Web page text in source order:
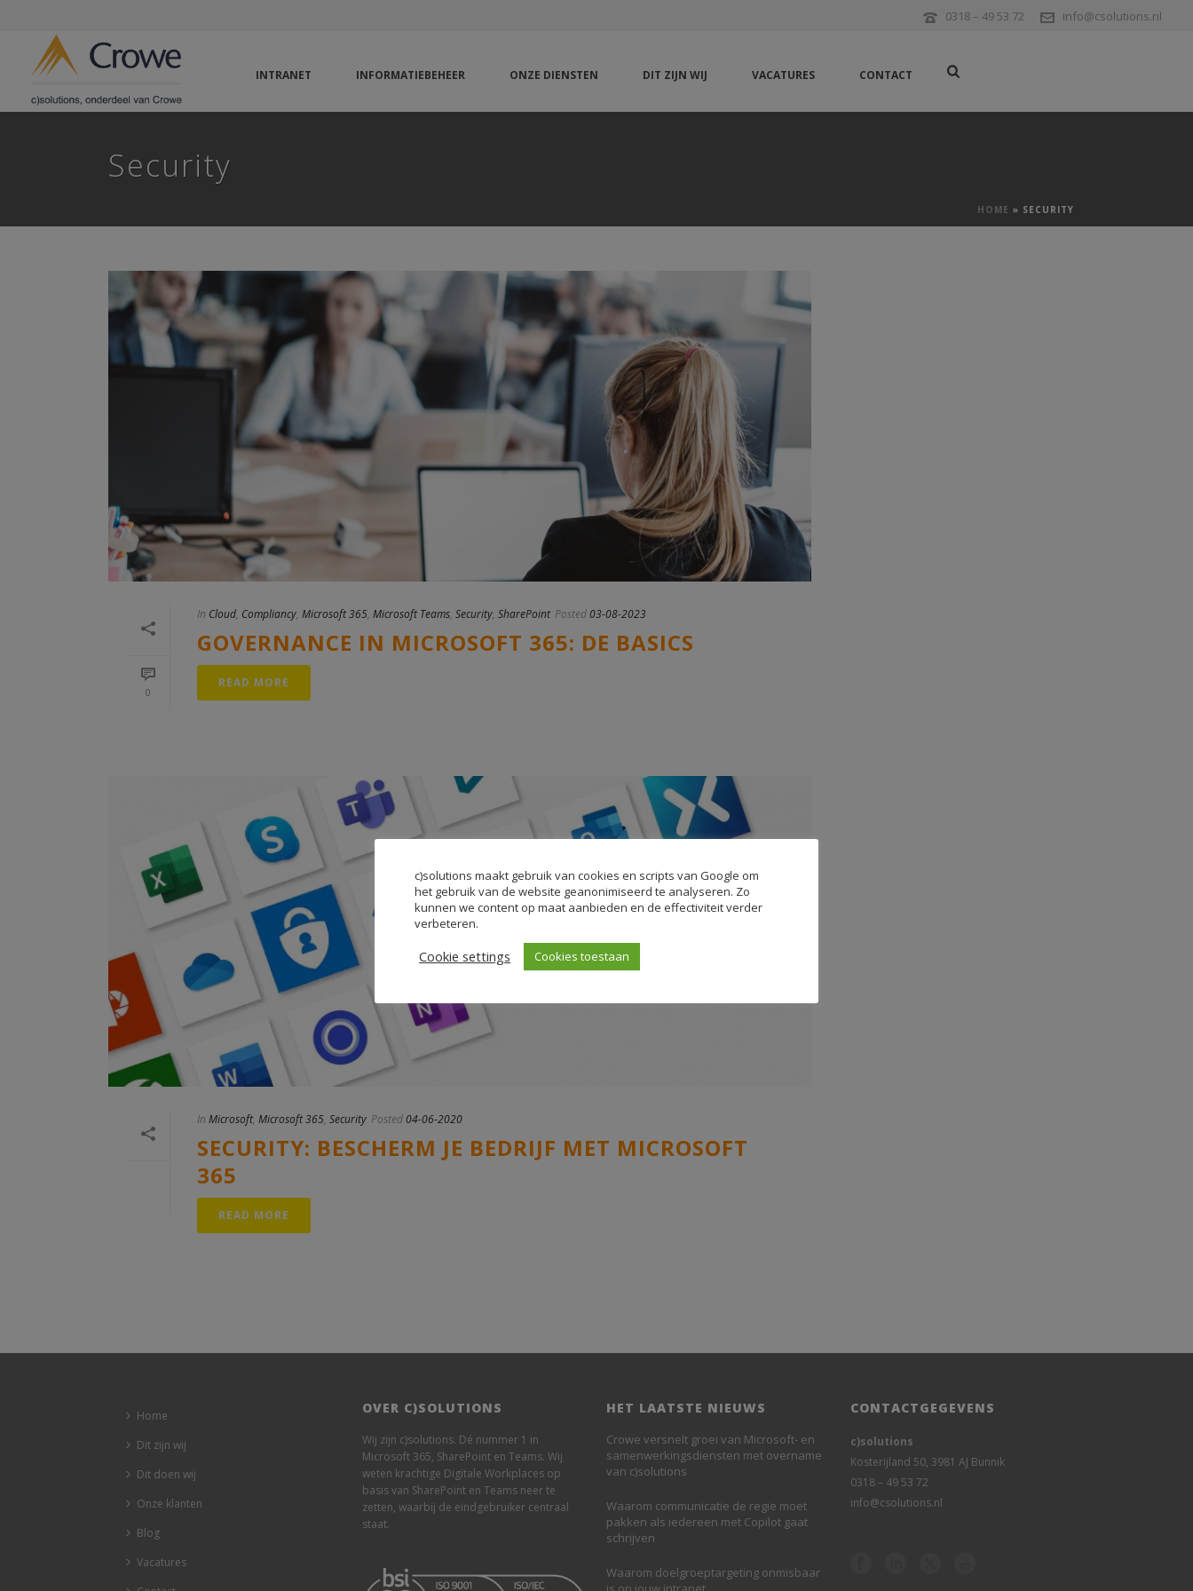
0318 – 49 53 72 info@csolutions.nl
INTRANET INFORMATIEBEHEER ONZE DIENSTEN DIT ZIJN WIJ VACATURES CONTACT
Security
HOME » SECURITY
0
In Cloud, Compliancy, Microsoft 365, Microsoft Teams, Security, SharePoint Posted03-08-2023
GOVERNANCE IN MICROSOFT 365: DE BASICS
READ MORE
In Microsoft, Microsoft 365, Security Posted04-06-2020
SECURITY: BESCHERM JE BEDRIJF MET MICROSOFT
365
READ MORE
Home
Dit zijn wij
Dit doen wij
Onze klanten
Blog
Vacatures
OVER C)SOLUTIONS
Wij zijn c)solutions. Dé nummer 1 in
Microsoft 365, SharePoint en Teams. Wij
weten krachtige Digitale Workplaces op
basis van SharePoint en Teams neer te
zetten, waarbij de eindgebruiker centraal
staat.
HET LAATSTE NIEUWS
Crowe versnelt groei van Microsoft- en
samenwerkingsdiensten met overname
van c)solutions
Waarom communicatie de regie moet
pakken als iedereen met Copilot gaat
schrijven
Waarom doelgroeptargeting onmisbaar
CONTACTGEGEVENS
c)solutions
Kosterijland 50, 3981 AJ Bunnik
0318 – 49 53 72
info@csolutions.nl
c)solutions maakt gebruik van cookies en scripts van Google om
het gebruik van de website geanonimiseerd te analyseren. Zo
kunnen we content op maat aanbieden en de effectiviteit verder
verbeteren.
Cookie settings Cookies toestaan